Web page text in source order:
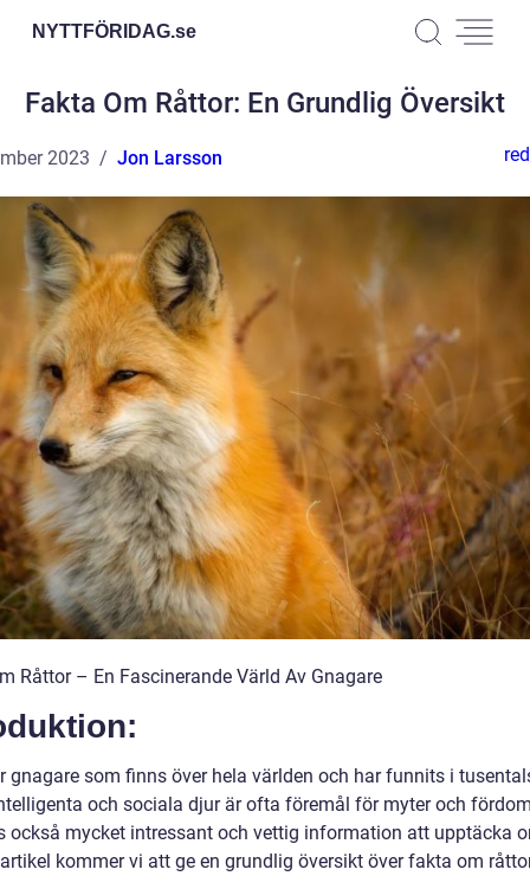
NYTTFÖRIDAG.se
Fakta Om Råttor: En Grundlig Översikt
2023 Jon Larsson
Råttor – En Fascinerande Värld Av Gnagare
gnagare som finns över hela världen och har funnits i
och sociala djur är ofta föremål för myter och
också mycket intressant och vettig information att upptäcka
kommer vi att ge en grundlig översikt över fakta om